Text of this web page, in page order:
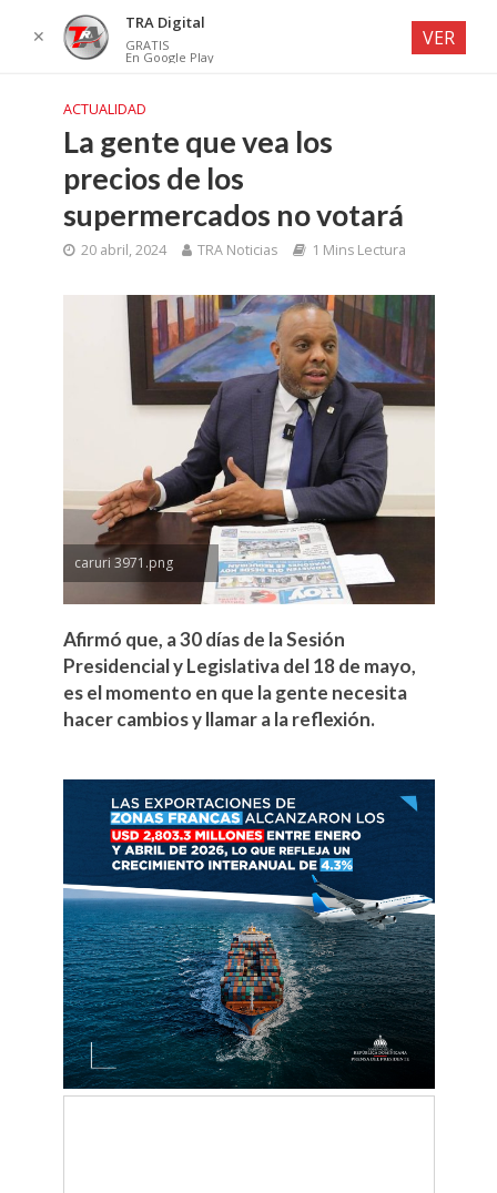
ACTUALIDAD
La gente que vea los
precios de los
supermercados no votará
20 abril, 2024 TRA Noticias 1 Mins Lectura
caruri 3971.png
Afirmó que, a 30 días de la Sesión
Presidencial y Legislativa del 18 de mayo,
es el momento en que la gente necesita
hacer cambios y llamar a la reflexión.
✕
TRA Digital
GRATIS
En Google Play
VER